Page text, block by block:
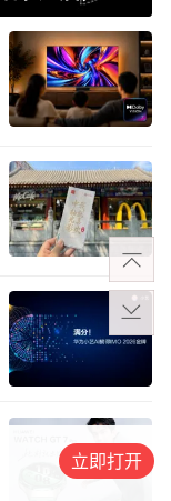
立即打开